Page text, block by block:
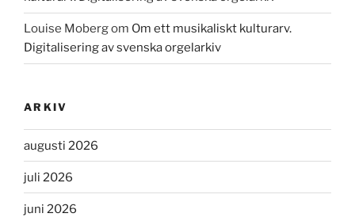
Louise Mobergom Om ett musikaliskt kulturarv.
Digitalisering av svenska orgelarkiv
ARKIV
augusti 2026
juli 2026
juni 2026